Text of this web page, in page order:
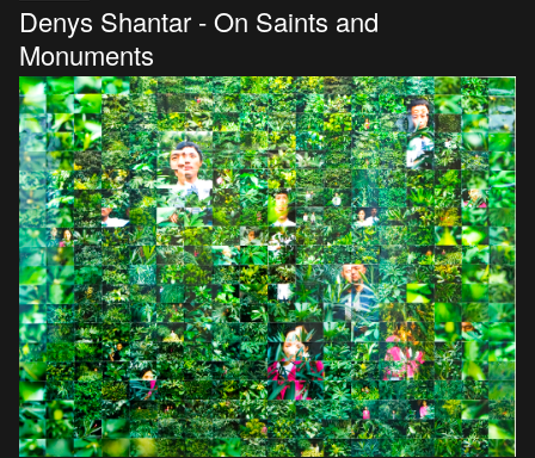
Denys Shantar - On Saints and
Monuments